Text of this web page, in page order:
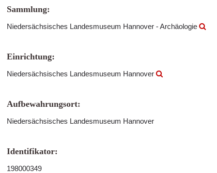
Sammlung:
Niedersächsisches Landesmuseum Hannover - Archäologie
Einrichtung:
Niedersächsisches Landesmuseum Hannover
Aufbewahrungsort:
Niedersächsisches Landesmuseum Hannover
Identifikator:
198000349